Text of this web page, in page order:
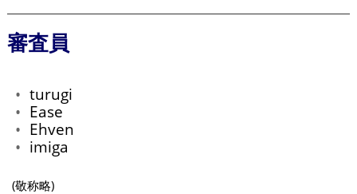
審査員
turugi
Ease
Ehven
imiga
(敬称略)